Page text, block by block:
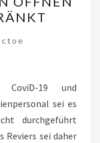
19 und
sei es
durchgeführt
Reviers sei daher